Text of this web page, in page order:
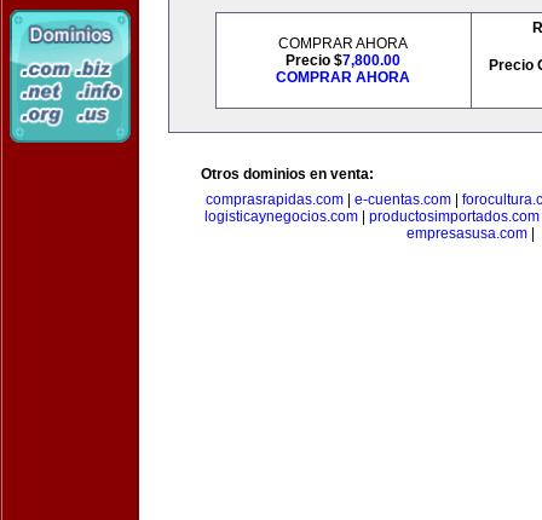
COMPRAR AHORA
Precio $7,800.00
COMPRAR AHORA
Precio
Otros dominios en venta:
comprasrapidas.com
e-cuentas.com
logisticaynegocios.com
productosimportados.com
empresasusa.com